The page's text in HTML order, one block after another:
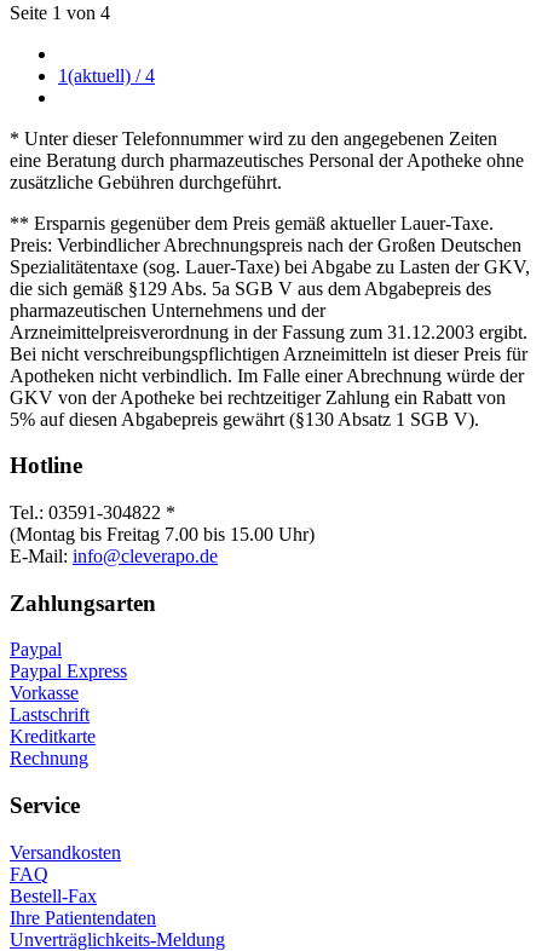
Seite 1 von 4
1(aktuell) / 4
* Unter dieser Telefonnummer wird zu den angegebenen Zeiten
eine Beratung durch pharmazeutisches Personal der Apotheke ohne
zusätzliche Gebühren durchgeführt.
** Ersparnis gegenüber dem Preis gemäß aktueller Lauer-Taxe.
Preis: Verbindlicher Abrechnungspreis nach der Großen Deutschen
Spezialitätentaxe (sog. Lauer-Taxe) bei Abgabe zu Lasten der GKV,
die sich gemäß §129 Abs. 5a SGB V aus dem Abgabepreis des
pharmazeutischen Unternehmens und der
Arzneimittelpreisverordnung in der Fassung zum 31.12.2003 ergibt.
Bei nicht verschreibungspflichtigen Arzneimitteln ist dieser Preis für
Apotheken nicht verbindlich. Im Falle einer Abrechnung würde der
GKV von der Apotheke bei rechtzeitiger Zahlung ein Rabatt von
5% auf diesen Abgabepreis gewährt (§130 Absatz 1 SGB V).
Hotline
Tel.: 03591-304822 *
(Montag bis Freitag 7.00 bis 15.00 Uhr)
E-Mail: info@cleverapo.de
Zahlungsarten
Paypal
Paypal Express
Vorkasse
Lastschrift
Kreditkarte
Rechnung
Service
Versandkosten
FAQ
Bestell-Fax
Ihre Patientendaten
Unverträglichkeits-Meldung